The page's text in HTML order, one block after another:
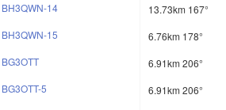
BH3QWN-14
13.73km 167°
BH3QWN-15
6.76km 178°
BG3OTT
6.91km 206°
BG3OTT-5
6.91km 206°